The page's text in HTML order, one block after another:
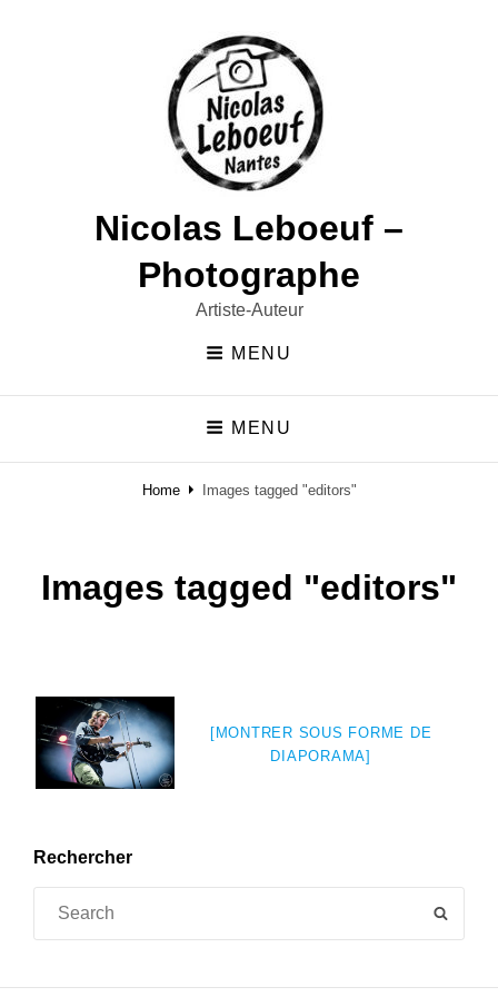
Nicolas Leboeuf –
Photographe
Artiste-Auteur
MENU
MENU
Home Images tagged "editors"
Images tagged "editors"
[MONTRER SOUS FORME DE
DIAPORAMA]
Rechercher